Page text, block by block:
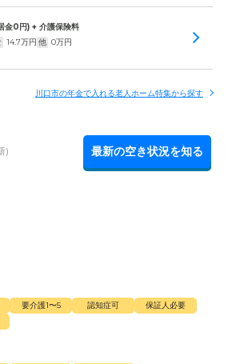
金0円) + 介護保険料
14.7万円 他 0万円
川口市の年金で入れる老人ホーム特集から探す
) 最新の空き状況を知る
要介護1〜5 認知症可
保証人必要